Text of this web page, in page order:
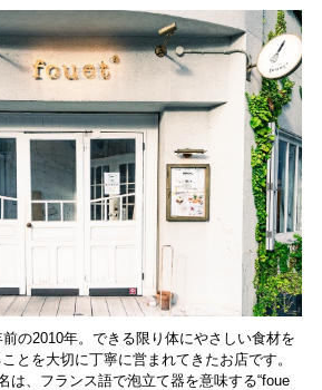
の2010年。できる限り体にやさしい食材を
とを大切に丁寧に営まれてきたお店です。
は、フランス語で泡立て器を意味する“foue